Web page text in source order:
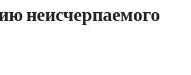
неисчерпаемого